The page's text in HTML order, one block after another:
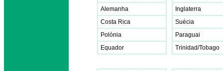
Alemanha
Costa Rica
Polónia
Equador
Inglaterra
Suécia
Paraguai
Trinidad/Tobago